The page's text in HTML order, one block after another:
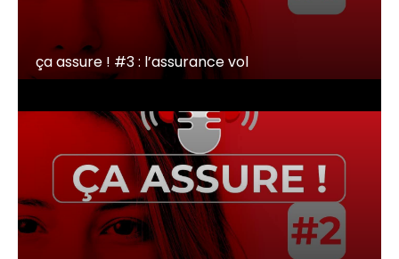
ça assure ! #3 : l’assurance vol